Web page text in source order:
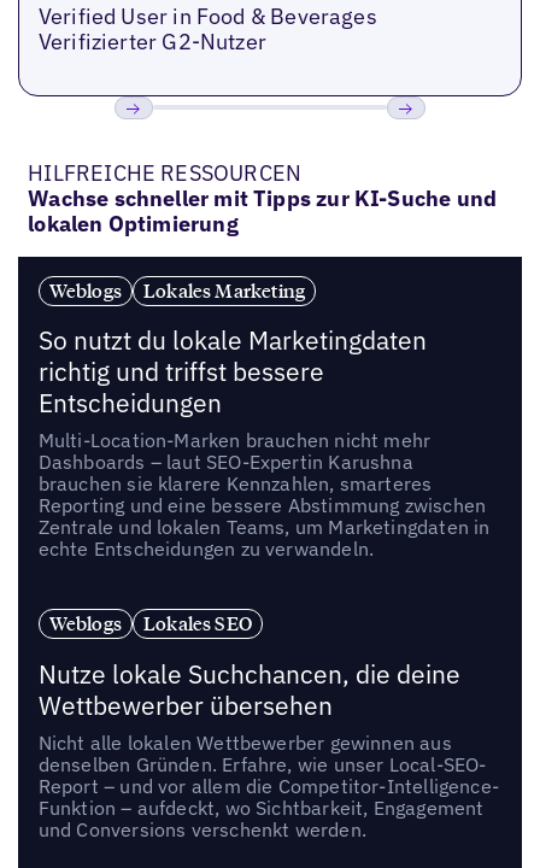
Verified User in Food & Beverages
Verifizierter G2-Nutzer
HILFREICHE RESSOURCEN
Wachse schneller mit Tipps zur KI-Suche und
lokalen Optimierung
Weblogs Lokales Marketing
So nutzt du lokale Marketingdaten
richtig und triffst bessere
Entscheidungen
Multi-Location-Marken brauchen nicht mehr
Dashboards – laut SEO-Expertin Karushna
brauchen sie klarere Kennzahlen, smarteres
Reporting und eine bessere Abstimmung zwischen
Zentrale und lokalen Teams, um Marketingdaten in
echte Entscheidungen zu verwandeln.
Weblogs Lokales SEO
Nutze lokale Suchchancen, die deine
Wettbewerber übersehen
Nicht alle lokalen Wettbewerber gewinnen aus
denselben Gründen. Erfahre, wie unser Local-SEO-
Report – und vor allem die Competitor-Intelligence-
Funktion – aufdeckt, wo Sichtbarkeit, Engagement
und Conversions verschenkt werden.